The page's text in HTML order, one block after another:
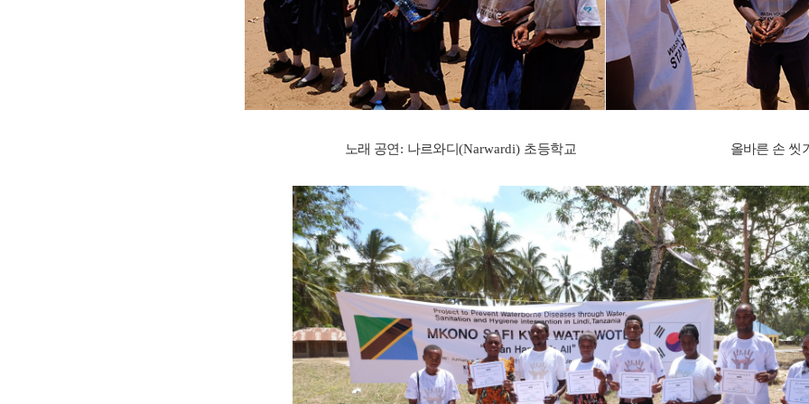
노래 공연 : 나르와디(Narwardi) 초등학교 올바른 손 씻기 방